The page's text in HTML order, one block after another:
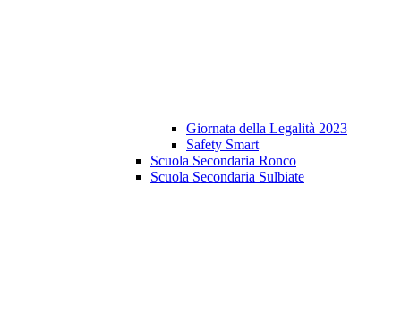
Giornata della Legalità 2023
Safety Smart
Scuola Secondaria Ronco
Scuola Secondaria Sulbiate